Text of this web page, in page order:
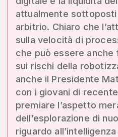
attualmente
arbitrio. Chiaro che
sulla velocità di
che può essere anche
sui rischi della
anche il Presidente
con i giovani di
premiare l’aspetto
dell’esplorazione di
riguardo